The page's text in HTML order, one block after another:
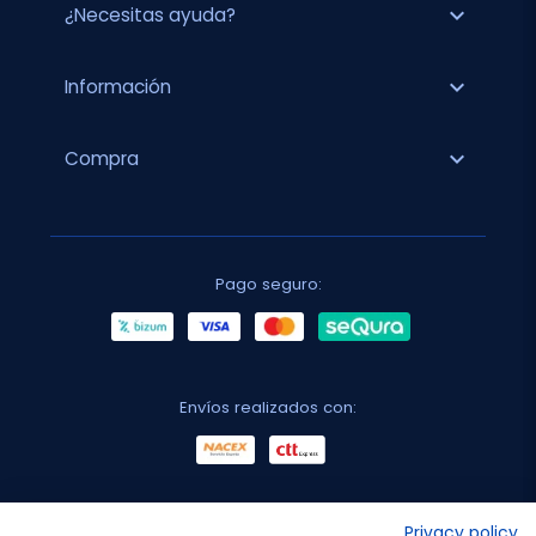
¿Necesitas ayuda? expand_more
Información expand_more
Compra expand_more
Pago seguro:
Envíos realizados con: